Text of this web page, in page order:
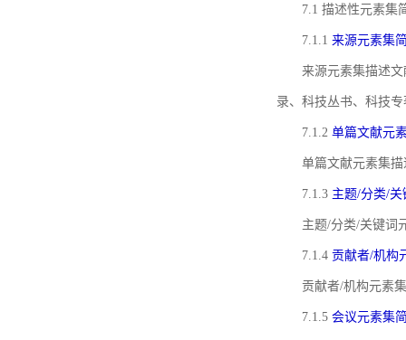
7.1 描述性元素集
7.1.1 来源元素集
来源元素集描述
录、科技丛书、科技
7.1.2 单篇文献元
单篇文献元素集
7.1.3 主题/分类/
主题/分类/关键词
7.1.4 贡献者/机构
贡献者/机构元素
7.1.5 会议元素集